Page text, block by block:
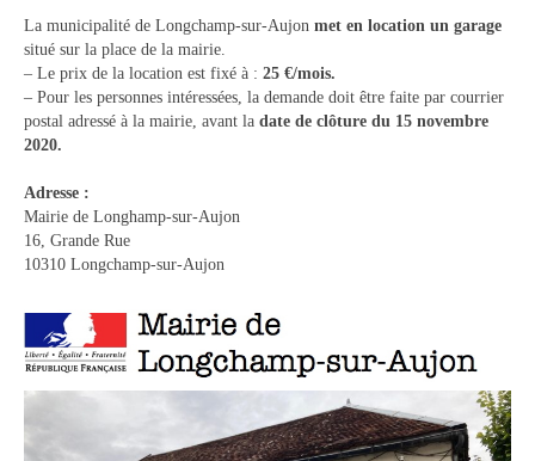
Tourisme
Hébergement
Santé
Téléphonie mobile / Internet
Collecte des déchets
Affouages
La municipalité de Longchamp-sur-Aujon met en location un garage
situé sur la place de la mairie.
– Le prix de la location est fixé à : 25 €/mois.
– Pour les personnes intéressées, la demande doit être faite par courrier
postal adressé à la mairie, avant la date de clôture du 15 novembre
2020.
Adresse :
Mairie de Longhamp-sur-Aujon
16, Grande Rue
10310 Longchamp-sur-Aujon